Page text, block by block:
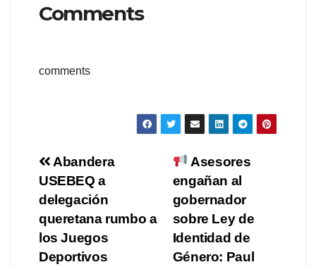
Comments
comments
Navegación
de
entradas
Asesores
engañan al
gobernador
sobre Ley de
Identidad de
Género: Paul
Abandera
USEBEQ a
delegación
queretana rumbo a
los Juegos
Deportivos